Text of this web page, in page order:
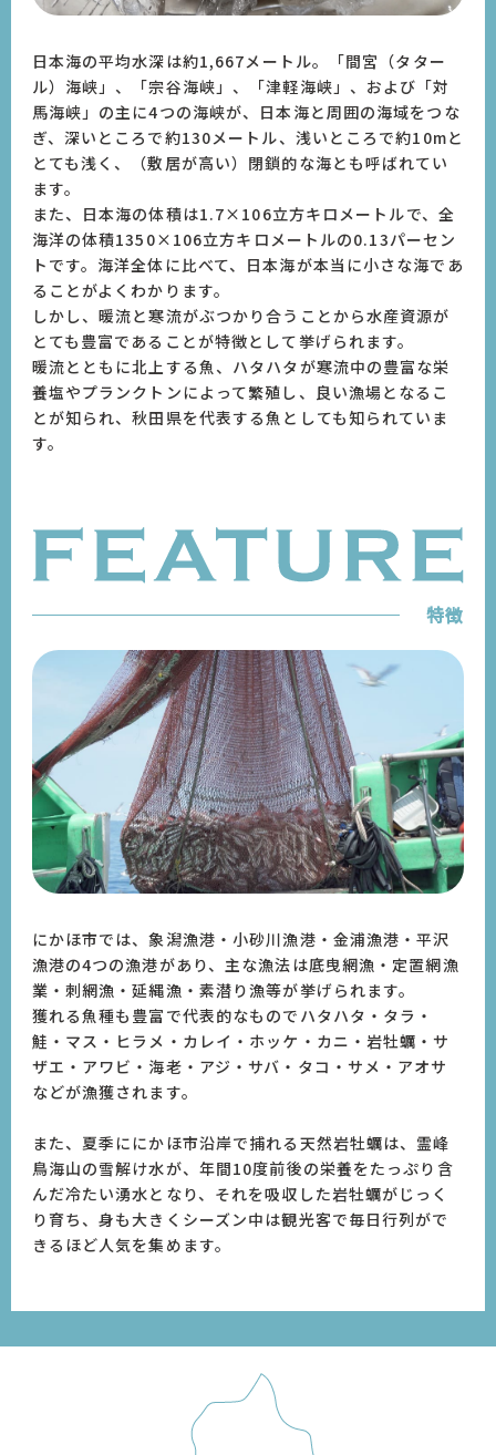
日本海の平均水深は約1,667メートル。「間宮（タター
ル）海峡」、「宗谷海峡」、「津軽海峡」、および「対
馬海峡」の主に4つの海峡が、日本海と周囲の海域をつな
ぎ、深いところで約130メートル、浅いところで約10mと
とても浅く、（敷居が高い）閉鎖的な海とも呼ばれてい
ます。
また、日本海の体積は1.7×106立方キロメートルで、全
海洋の体積1350×106立方キロメートルの0.13パーセン
トです。海洋全体に比べて、日本海が本当に小さな海であ
ることがよくわかります。
しかし、暖流と寒流がぶつかり合うことから水産資源が
とても豊富であることが特徴として挙げられます。
暖流とともに北上する魚、ハタハタが寒流中の豊富な栄
養塩やプランクトンによって繁殖し、良い漁場となるこ
とが知られ、秋田県を代表する魚としても知られていま
す。
特徴
にかほ市では、象潟漁港・小砂川漁港・金浦漁港・平沢
漁港の4つの漁港があり、主な漁法は底曳網漁・定置網漁
業・刺網漁・延縄漁・素潜り漁等が挙げられます。
獲れる魚種も豊富で代表的なものでハタハタ・タラ・
鮭・マス・ヒラメ・カレイ・ホッケ・カニ・岩牡蠣・サ
ザエ・アワビ・海老・アジ・サバ・タコ・サメ・アオサ
などが漁獲されます。
また、夏季ににかほ市沿岸で捕れる天然岩牡蠣は、霊峰
鳥海山の雪解け水が、年間10度前後の栄養をたっぷり含
んだ冷たい湧水となり、それを吸収した岩牡蠣がじっく
り育ち、身も大きくシーズン中は観光客で毎日行列がで
きるほど人気を集めます。